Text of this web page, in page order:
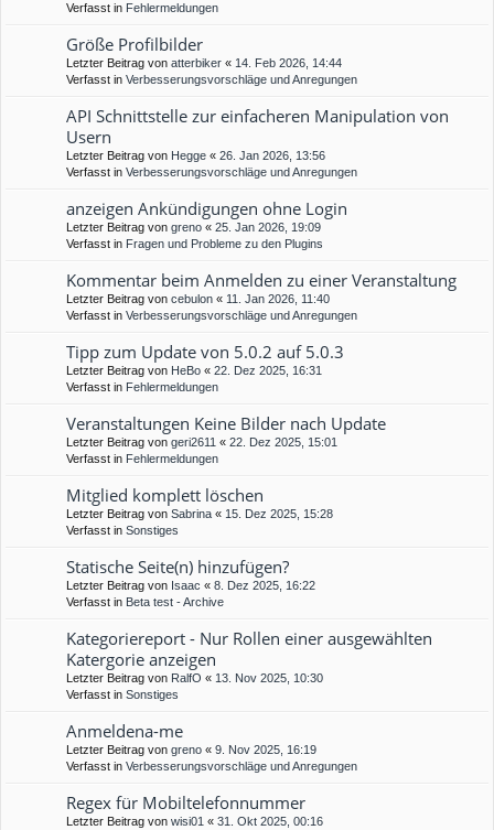
Verfasst in Fehlermeldungen
Größe Profilbilder
Letzter Beitrag von atterbiker « 14. Feb 2026, 14:44
Verfasst in Verbesserungsvorschläge und Anregungen
API Schnittstelle zur einfacheren Manipulation von
Usern
Letzter Beitrag von Hegge « 26. Jan 2026, 13:56
Verfasst in Verbesserungsvorschläge und Anregungen
anzeigen Ankündigungen ohne Login
Letzter Beitrag von greno « 25. Jan 2026, 19:09
Verfasst in Fragen und Probleme zu den Plugins
Kommentar beim Anmelden zu einer Veranstaltung
Letzter Beitrag von cebulon « 11. Jan 2026, 11:40
Verfasst in Verbesserungsvorschläge und Anregungen
Tipp zum Update von 5.0.2 auf 5.0.3
Letzter Beitrag von HeBo « 22. Dez 2025, 16:31
Verfasst in Fehlermeldungen
Veranstaltungen Keine Bilder nach Update
Letzter Beitrag von geri2611 « 22. Dez 2025, 15:01
Verfasst in Fehlermeldungen
Mitglied komplett löschen
Letzter Beitrag von Sabrina « 15. Dez 2025, 15:28
Verfasst in Sonstiges
Statische Seite(n) hinzufügen?
Letzter Beitrag von Isaac « 8. Dez 2025, 16:22
Verfasst in Beta test - Archive
Kategoriereport - Nur Rollen einer ausgewählten
Katergorie anzeigen
Letzter Beitrag von RalfO « 13. Nov 2025, 10:30
Verfasst in Sonstiges
Anmeldena-me
Letzter Beitrag von greno « 9. Nov 2025, 16:19
Verfasst in Verbesserungsvorschläge und Anregungen
Regex für Mobiltelefonnummer
Letzter Beitrag von wisi01 « 31. Okt 2025, 00:16